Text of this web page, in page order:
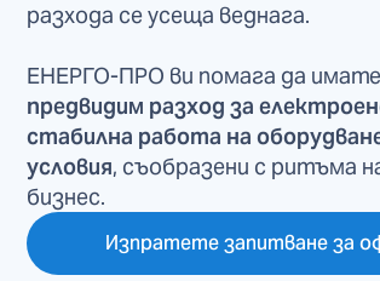
разхода се усеща веднага.
ЕНЕРГО-ПРО ви помага да имате
предвидим разход за
стабилна работа на
условия, съобразени с ритъма
бизнес.
Изпратете запитване за